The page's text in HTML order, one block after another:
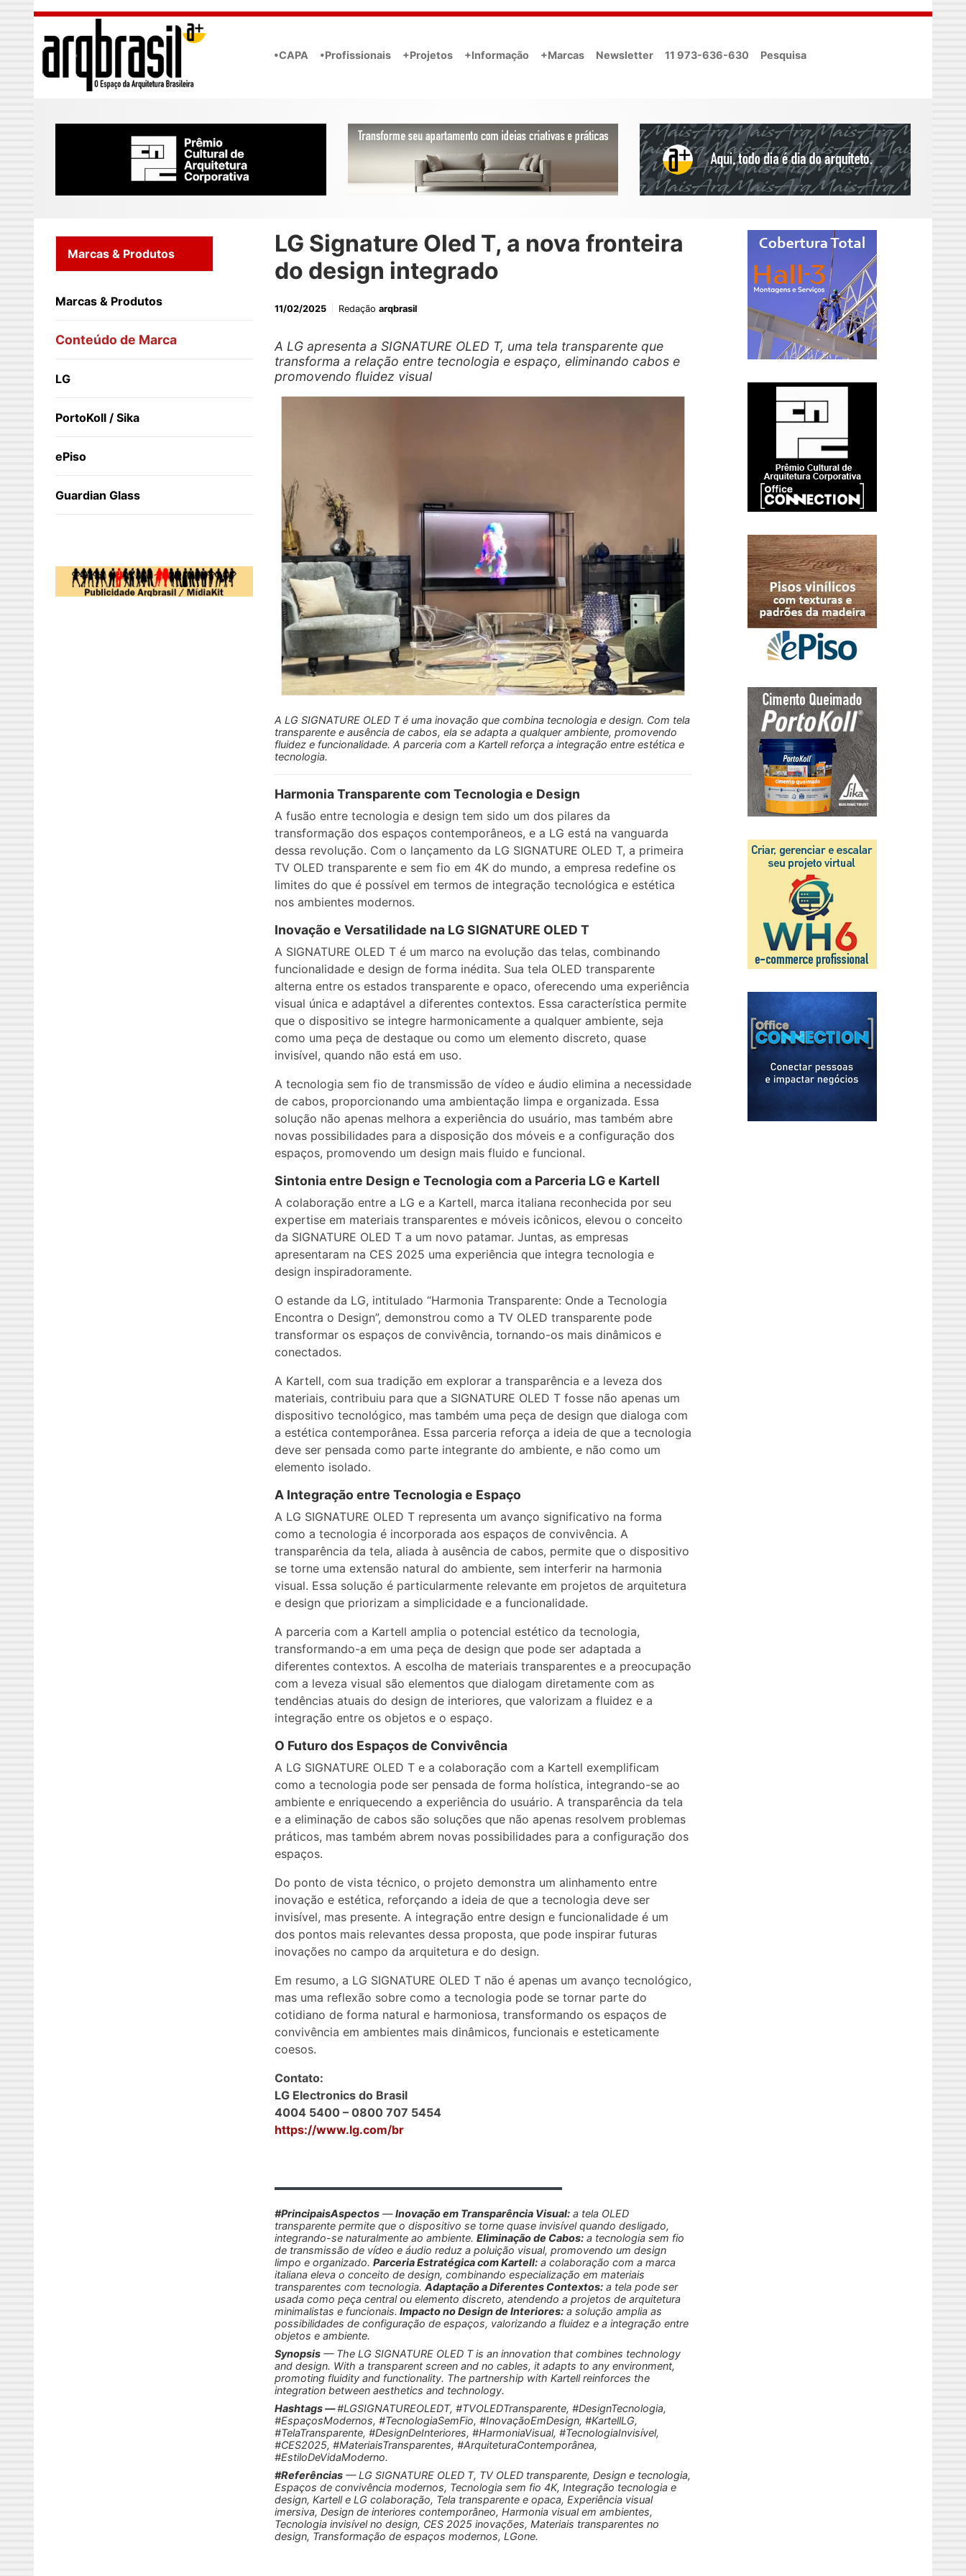
Skip to main content
•CAPA •Profissionais +Projetos +Informação +Marcas Newsletter 11 973-636-630 Pesquisa
LG Signature Oled T, a nova fronteira
do design integrado
11/02/2025 Redação arqbrasil
A LG apresenta a SIGNATURE OLED T, uma tela transparente que
transforma a relação entre tecnologia e espaço, eliminando cabos e
promovendo fluidez visual
A LG SIGNATURE OLED T é uma inovação que combina tecnologia e design. Com tela
transparente e ausência de cabos, ela se adapta a qualquer ambiente, promovendo
fluidez e funcionalidade. A parceria com a Kartell reforça a integração entre estética e
tecnologia.
Harmonia Transparente com Tecnologia e Design
A fusão entre tecnologia e design tem sido um dos pilares da
transformação dos espaços contemporâneos, e a LG está na vanguarda
dessa revolução. Com o lançamento da LG SIGNATURE OLED T, a primeira
TV OLED transparente e sem fio em 4K do mundo, a empresa redefine os
limites do que é possível em termos de integração tecnológica e estética
nos ambientes modernos.
Inovação e Versatilidade na LG SIGNATURE OLED T
A SIGNATURE OLED T é um marco na evolução das telas, combinando
funcionalidade e design de forma inédita. Sua tela OLED transparente
alterna entre os estados transparente e opaco, oferecendo uma experiência
visual única e adaptável a diferentes contextos. Essa característica permite
que o dispositivo se integre harmonicamente a qualquer ambiente, seja
como uma peça de destaque ou como um elemento discreto, quase
invisível, quando não está em uso.
A tecnologia sem fio de transmissão de vídeo e áudio elimina a necessidade
de cabos, proporcionando uma ambientação limpa e organizada. Essa
solução não apenas melhora a experiência do usuário, mas também abre
novas possibilidades para a disposição dos móveis e a configuração dos
espaços, promovendo um design mais fluido e funcional.
Sintonia entre Design e Tecnologia com a Parceria LG e Kartell
A colaboração entre a LG e a Kartell, marca italiana reconhecida por seu
expertise em materiais transparentes e móveis icônicos, elevou o conceito
da SIGNATURE OLED T a um novo patamar. Juntas, as empresas
apresentaram na CES 2025 uma experiência que integra tecnologia e
design inspiradoramente.
O estande da LG, intitulado “Harmonia Transparente: Onde a Tecnologia
Encontra o Design”, demonstrou como a TV OLED transparente pode
transformar os espaços de convivência, tornando-os mais dinâmicos e
conectados.
A Kartell, com sua tradição em explorar a transparência e a leveza dos
materiais, contribuiu para que a SIGNATURE OLED T fosse não apenas um
dispositivo tecnológico, mas também uma peça de design que dialoga com
a estética contemporânea. Essa parceria reforça a ideia de que a tecnologia
deve ser pensada como parte integrante do ambiente, e não como um
elemento isolado.
A Integração entre Tecnologia e Espaço
A LG SIGNATURE OLED T representa um avanço significativo na forma
como a tecnologia é incorporada aos espaços de convivência. A
transparência da tela, aliada à ausência de cabos, permite que o dispositivo
se torne uma extensão natural do ambiente, sem interferir na harmonia
visual. Essa solução é particularmente relevante em projetos de arquitetura
e design que priorizam a simplicidade e a funcionalidade.
A parceria com a Kartell amplia o potencial estético da tecnologia,
transformando-a em uma peça de design que pode ser adaptada a
diferentes contextos. A escolha de materiais transparentes e a preocupação
com a leveza visual são elementos que dialogam diretamente com as
tendências atuais do design de interiores, que valorizam a fluidez e a
integração entre os objetos e o espaço.
O Futuro dos Espaços de Convivência
A LG SIGNATURE OLED T e a colaboração com a Kartell exemplificam
como a tecnologia pode ser pensada de forma holística, integrando-se ao
ambiente e enriquecendo a experiência do usuário. A transparência da tela
e a eliminação de cabos são soluções que não apenas resolvem problemas
práticos, mas também abrem novas possibilidades para a configuração dos
espaços.
Do ponto de vista técnico, o projeto demonstra um alinhamento entre
inovação e estética, reforçando a ideia de que a tecnologia deve ser
invisível, mas presente. A integração entre design e funcionalidade é um
dos pontos mais relevantes dessa proposta, que pode inspirar futuras
inovações no campo da arquitetura e do design.
Em resumo, a LG SIGNATURE OLED T não é apenas um avanço tecnológico,
mas uma reflexão sobre como a tecnologia pode se tornar parte do
cotidiano de forma natural e harmoniosa, transformando os espaços de
convivência em ambientes mais dinâmicos, funcionais e esteticamente
coesos.
Contato:
LG Electronics do Brasil
4004 5400 – 0800 707 5454
https://www.lg.com/br
#PrincipaisAspectos —Inovação em Transparência Visual: a tela OLED
transparente permite que o dispositivo se torne quase invisível quando desligado,
integrando-se naturalmente ao ambiente. Eliminação de Cabos: a tecnologia sem fio
de transmissão de vídeo e áudio reduz a poluição visual, promovendo um design
limpo e organizado. Parceria Estratégica com Kartell: a colaboração com a marca
italiana eleva o conceito de design, combinando especialização em materiais
transparentes com tecnologia. Adaptação a Diferentes Contextos: a tela pode ser
usada como peça central ou elemento discreto, atendendo a projetos de arquitetura
minimalistas e funcionais. Impacto no Design de Interiores: a solução amplia as
possibilidades de configuração de espaços, valorizando a fluidez e a integração entre
objetos e ambiente.
Synopsis — The LG SIGNATURE OLED T is an innovation that combines technology
and design. With a transparent screen and no cables, it adapts to any environment,
promoting fluidity and functionality. The partnership with Kartell reinforces the
integration between aesthetics and technology.
Hashtags —#LGSIGNATUREOLEDT, #TVOLEDTransparente, #DesignTecnologia,
#EspaçosModernos, #TecnologiaSemFio, #InovaçãoEmDesign, #KartellLG,
#TelaTransparente, #DesignDeInteriores, #HarmoniaVisual, #TecnologiaInvisível,
#CES2025, #MateriaisTransparentes, #ArquiteturaContemporânea,
#EstiloDeVidaModerno.
#Referências — LG SIGNATURE OLED T, TV OLED transparente, Design e tecnologia,
Espaços de convivência modernos, Tecnologia sem fio 4K, Integração tecnologia e
design, Kartell e LG colaboração, Tela transparente e opaca, Experiência visual
imersiva, Design de interiores contemporâneo, Harmonia visual em ambientes,
Tecnologia invisível no design, CES 2025 inovações, Materiais transparentes no
design, Transformação de espaços modernos, LGone.
Marcas & Produtos
Marcas & Produtos
Conteúdo de Marca
LG
PortoKoll / Sika
ePiso
Guardian Glass